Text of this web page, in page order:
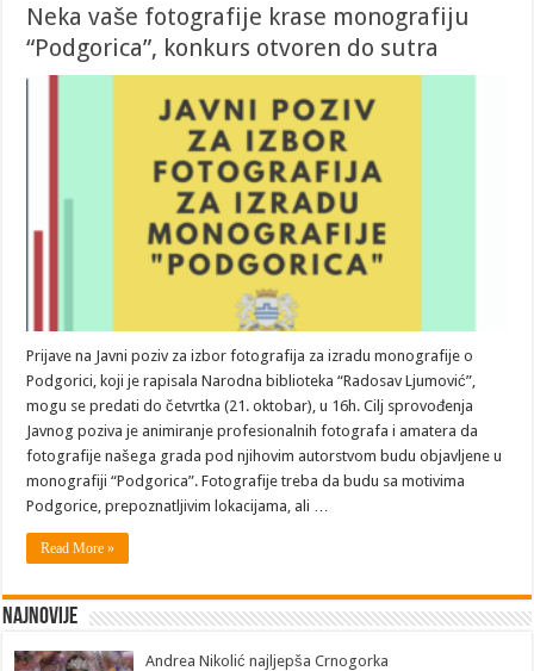
Neka vaše fotografije krase monografiju
“Podgorica”, konkurs otvoren do sutra
Prijave na Javni poziv za izbor fotografija za izradu monografije o
Podgorici, koji je rapisala Narodna biblioteka “Radosav Ljumović”,
mogu se predati do četvrtka (21. oktobar), u 16h. Cilj sprovođenja
Javnog poziva je animiranje profesionalnih fotografa i amatera da
fotografije našega grada pod njihovim autorstvom budu objavljene u
monografiji “Podgorica”. Fotografije treba da budu sa motivima
Podgorice, prepoznatljivim lokacijama, ali …
Read More »
Najnovije
Andrea Nikolić najljepša Crnogorka